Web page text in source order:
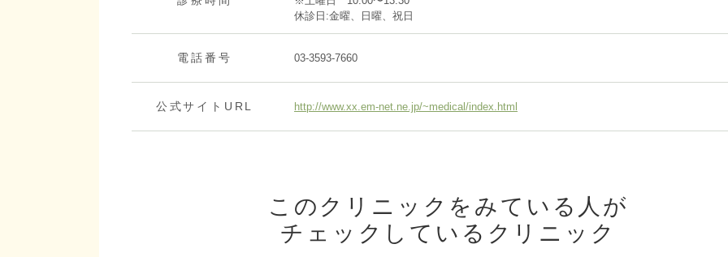
休診日:金曜、日曜、祝日
電話番号 03-3593-7660
公式サイトURL http://www.xx.em-net.ne.jp/~medical/index.html
このクリニックをみている人が
チェックしているクリニック